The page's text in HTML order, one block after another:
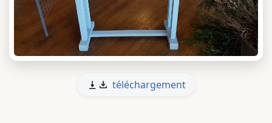
téléchargement